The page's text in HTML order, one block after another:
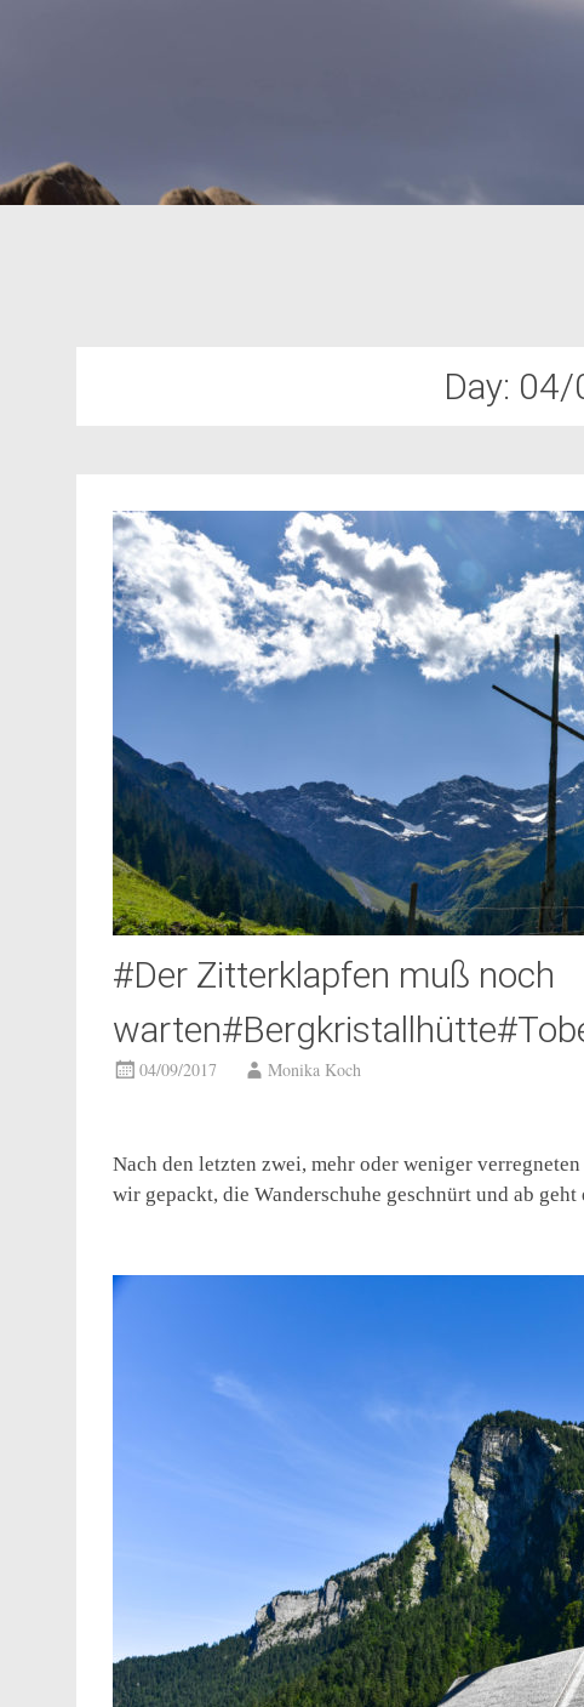
Day: 04/
#Der Zitterklapfen muß noch
04/09/2017 Monika Koch
Nach den letzten zwei, mehr oder weniger
wir gepackt, die Wanderschuhe geschnürt und ab